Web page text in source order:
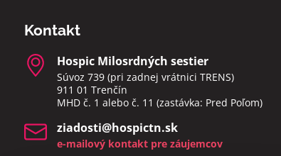
Kontakt
Hospic Milosrdných sestier
Súvoz 739 (pri zadnej vrátnici TRENS)
911 01 Trenčín
MHD č. 1 alebo č. 11 (zastávka: Pred Poľom)
ziadosti​@hospictn​.sk
e-mailový kontakt pre záujemcov